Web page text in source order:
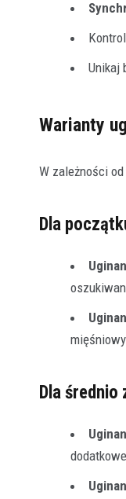
Unikaj
Warianty
W zależności
Dla
Dla